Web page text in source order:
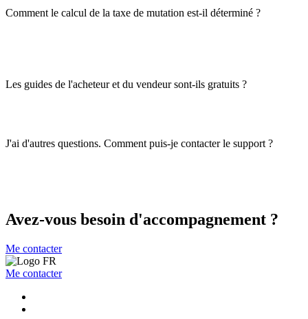
Comment le calcul de la taxe de mutation est-il déterminé ?
Les guides de l'acheteur et du vendeur sont-ils gratuits ?
J'ai d'autres questions. Comment puis-je contacter le support ?
Avez-vous besoin d'accompagnement ?
Me contacter
Me contacter